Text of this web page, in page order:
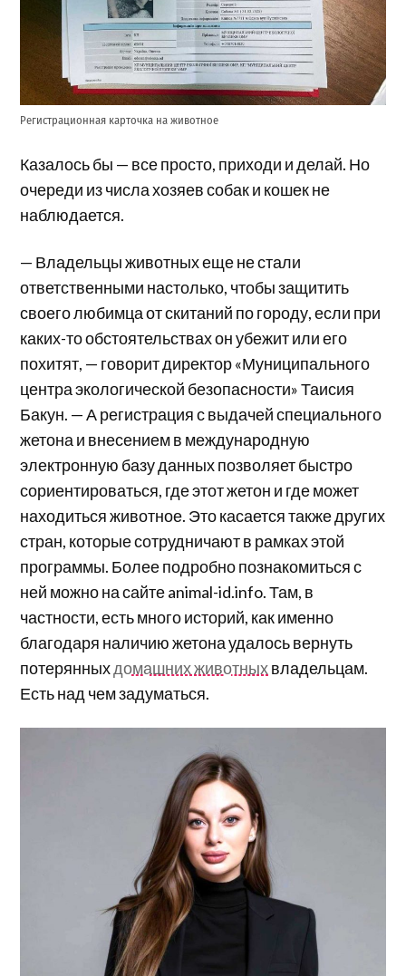
Регистрационная карточка на животное
Казалось бы — все просто, приходи и делай. Но
очереди из числа хозяев собак и кошек не
наблюдается.
— Владельцы животных еще не стали
ответственными настолько, чтобы защитить
своего любимца от скитаний по городу, если при
каких-то обстоятельствах он убежит или его
похитят, — говорит директор «Муниципального
центра экологической безопасности» Таисия
Бакун. — А регистрация с выдачей специального
жетона и внесением в международную
электронную базу данных позволяет быстро
сориентироваться, где этот жетон и где может
находиться животное. Это касается также других
стран, которые сотрудничают в рамках этой
программы. Более подробно познакомиться с
ней можно на сайте animal-id.info. Там, в
частности, есть много историй, как именно
благодаря наличию жетона удалось вернуть
потерянныхдомашних животныхвладельцам.
Есть над чем задуматься.